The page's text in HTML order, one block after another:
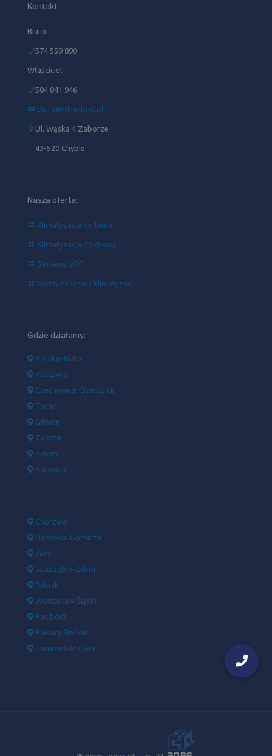
Kontakt
Biuro:
574 559 890
Właściciel:
504 041 946‬
biuro@klim-bud.pl
Ul. Wąska 4 Zaborze
43-520 Chybie
Nasza oferta:
Klimatyzacja do biura
Klimatyzacja do domu
Systemy VRF
Montaż i serwis klimatyzacji
Gdzie działamy:
Bielsko-Biała
Pszczyna
Czechowice-Dziedzice
Tychy
Gliwice
Zabrze
Bytom
Katowice
Chorzów
Dąbrowa Górnicza
Żory
Jastrzębie-Zdrój
Rybnik
Wodzisław Śląski
Racibórz
Piekary Śląskie
Tarnowskie Góry